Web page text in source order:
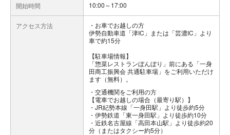
開始時間 10:00～17:00
アクセス方法
お車でお越しの方
伊勢自動車道「津IC」または「芸濃IC」より
車で約15分
【駐車場情報】
「惣菜レストランぼんぼり」前にある「一身
田商工振興会 共通駐車場」をご利用いただけ
ます（無料）。
交通機関をご利用の方
【電車でお越しの場合（最寄り駅）】
・JR紀勢本線「一身田駅」より徒歩約5分
・伊勢鉄道「東一身田駅」より徒歩約10分
・近鉄名古屋線「高田本山駅」より徒歩約20
分（またはタクシー約5分）